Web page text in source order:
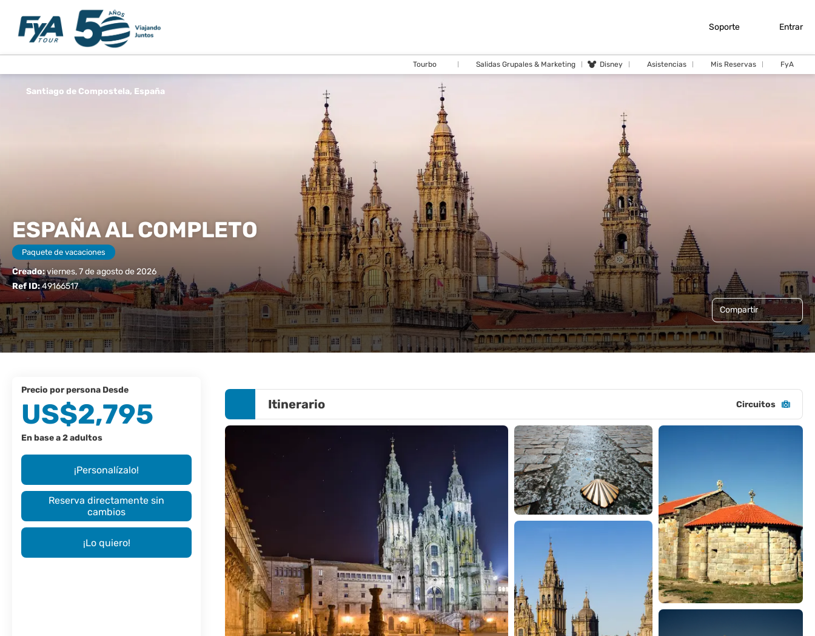
Soporte Entrar
Tourbo Salidas Grupales & Marketing Disney Asistencias Mis Reservas FyA
ESPAÑA AL COMPLETO
Paquete de vacaciones
Creado:viernes, 7 de agosto de 2026
Ref ID:49166517
Compartir
Santiago de Compostela, España
Itinerario Circuitos
precio por persona Desde
US$2,795
En base a 2 adultos
¡Personalízalo!
Reserva directamente sin
cambios
¡Lo quiero!